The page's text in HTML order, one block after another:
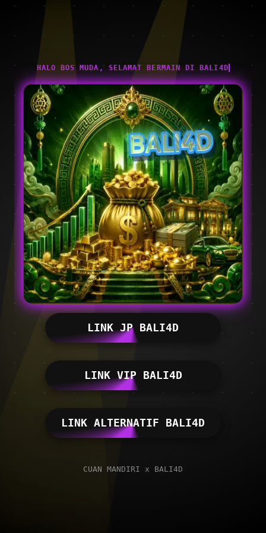
HALO BOS MUDA, SELAMAT BERMAIN DI BALI4D
LINK JP BALI4D
LINK VIP BALI4D
LINK ALTERNATIF BALI4D
CUAN MANDIRI x BALI4D